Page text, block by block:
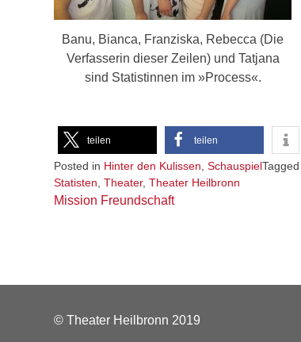
Banu, Bianca, Franziska, Rebecca (Die
Verfasserin dieser Zeilen) und Tatjana
sind Statistinnen im »Process«.
teilen teilen
Posted in Hinter den Kulissen SchauspielTagged
Statisten Theater, Theater Heilbronn
Beitragsnavigation
Mission Freundschaft
© Theater Heilbronn 2019